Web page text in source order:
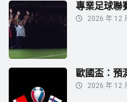
專業足球聯
2026 年 12
歐國盃：預
2026 年 12